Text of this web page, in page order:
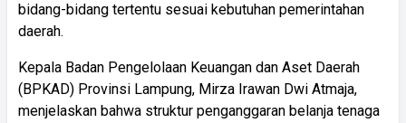
bidang-bidang tertentu sesuai kebutuhan pemerintahan
daerah.
Kepala Badan Pengelolaan Keuangan dan Aset Daerah
(BPKAD) Provinsi Lampung, Mirza Irawan Dwi Atmaja,
menjelaskan bahwa struktur penganggaran belanja tenaga